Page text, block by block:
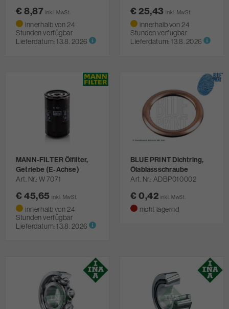
€ 8,87 inkl. MwSt.
innerhalb von 24
Stunden verfügbar
Lieferdatum:13.8. 2026
€ 25,43inkl. MwSt.
innerhalb von 24
Stunden verfügbar
Lieferdatum:13.8. 2026
MANN-FILTER Ölfilter,
Getriebe (E-Achse)
Art. Nr. W 7071
€ 45,65inkl. MwSt.
innerhalb von 24
Stunden verfügbar
Lieferdatum:13.8. 2026
BLUE PRINT Dichtring,
Ölablassschraube
Art. Nr. ADBP010002
€ 0,42 inkl. MwSt.
nicht lagernd